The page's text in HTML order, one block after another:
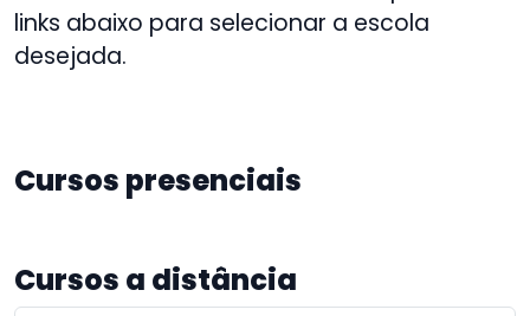
links abaixo para selecionar a escola
desejada.
Cursos presenciais
Cursos a distância